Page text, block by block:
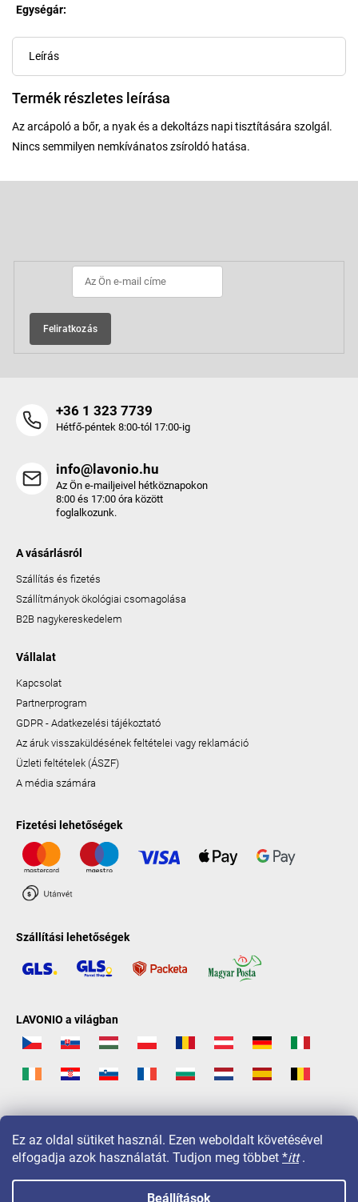
Ez az oldal sütiket használ. Ezen weboldalt követésével
elfogadja azok használatát. Tudjon meg többet *itt.
Beállítások
Egységár:
Leírás
Termék részletes leírása
Az arcápoló a bőr, a nyak és a dekoltázs napi tisztítására szolgál.
Nincs semmilyen nemkívánatos zsíroldó hatása.
Feliratkozás
+36 1 323 7739
Hétfő-péntek 8:00-tól 17:00-ig
info@lavonio.hu
Az Ön e-mailjeivel hétköznapokon
8:00 és 17:00 óra között
foglalkozunk.
A vásárlásról
Szállítás és fizetés
Szállítmányok ökológiai csomagolása
B2B nagykereskedelem
Vállalat
Kapcsolat
Partnerprogram
GDPR - Adatkezelési tájékoztató
Az áruk visszaküldésének feltételei vagy reklamáció
Üzleti feltételek (ÁSZF)
A média számára
Fizetési lehetőségek
Szállítási lehetőségek
LAVONIO a világban